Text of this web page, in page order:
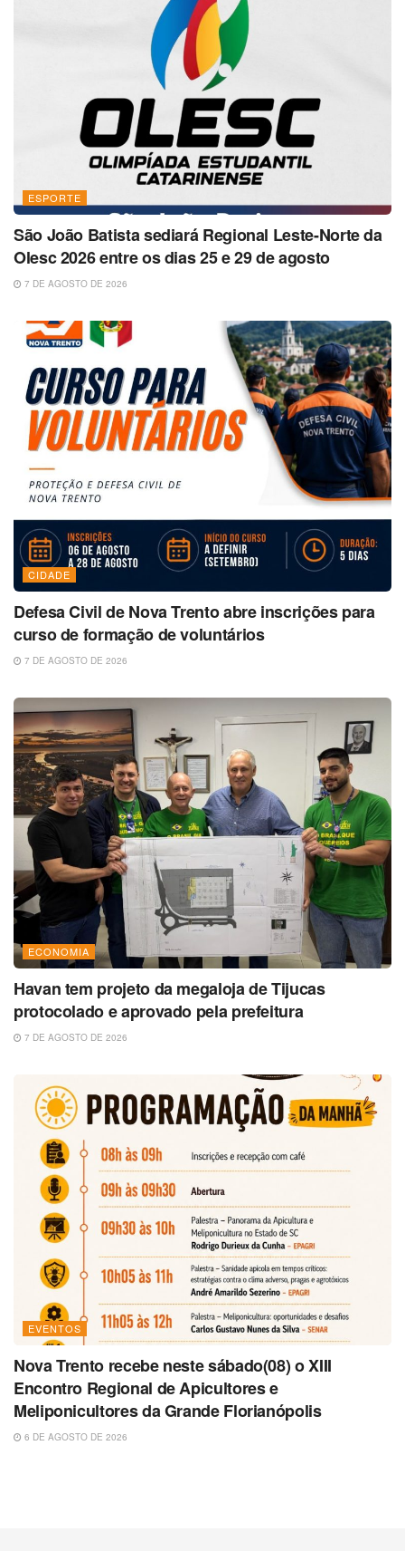
ESPORTE
São João Batista sediará Regional Leste-Norte da
Olesc 2026 entre os dias 25 e 29 de agosto
7 DE AGOSTO DE 2026
CIDADE
Defesa Civil de Nova Trento abre inscrições para
curso de formação de voluntários
7 DE AGOSTO DE 2026
ECONOMIA
Havan tem projeto da megaloja de Tijucas
protocolado e aprovado pela prefeitura
7 DE AGOSTO DE 2026
EVENTOS
Nova Trento recebe neste sábado(08) o XIII
Encontro Regional de Apicultores e
Meliponicultores da Grande Florianópolis
6 DE AGOSTO DE 2026